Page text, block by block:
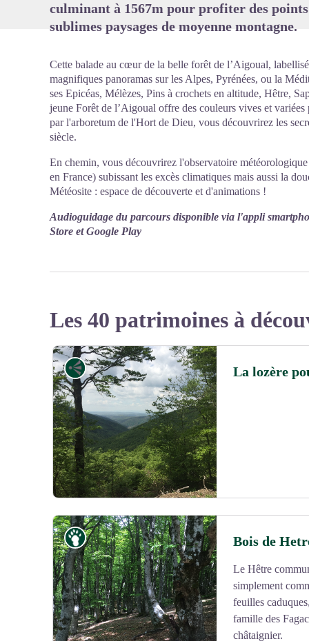
culminant à 1567m pour profiter des points
sublimes paysages de moyenne montagne.
Cette balade au cœur de la belle forêt de l’Aigoual,
magnifiques panoramas sur les Alpes, Pyrénées, ou la
ses Epicéas, Mélèzes, Pins à crochets en altitude, Hêtre,
jeune Forêt de l’Aigoual offre des couleurs vives et
par l'arboretum de l'Hort de Dieu, vous découvrirez les
siècle.
En chemin, vous découvrirez l'observatoire
en France) subissant les excès climatiques mais aussi la
Météosite : espace de découverte et d'animations !
Audioguidage du parcours disponible via l'appli
Store et Google Play
Les 40 patrimoines à
Voir l'image en plein écran
Point de vue La lozère
Faune Bois de
Le Hêtre
simplement
feuilles
famille des
châtaignier.